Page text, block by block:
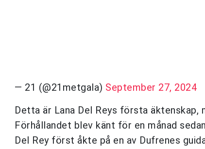
— 21 (@21metgala) September 27, 2024
Detta är Lana Del Reys första
Förhållandet blev känt för en månad
Del Rey först åkte på en av Dufrenes